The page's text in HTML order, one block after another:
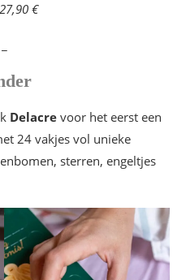
27,90 €
Delacre voor het eerst een
24 vakjes vol unieke
sterren, engeltjes